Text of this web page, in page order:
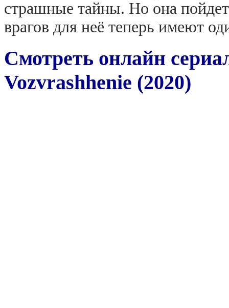
страшные тайны. Но она
врагов для неё теперь имеют
Смотреть онлайн
Vozvrashhenie (2020)